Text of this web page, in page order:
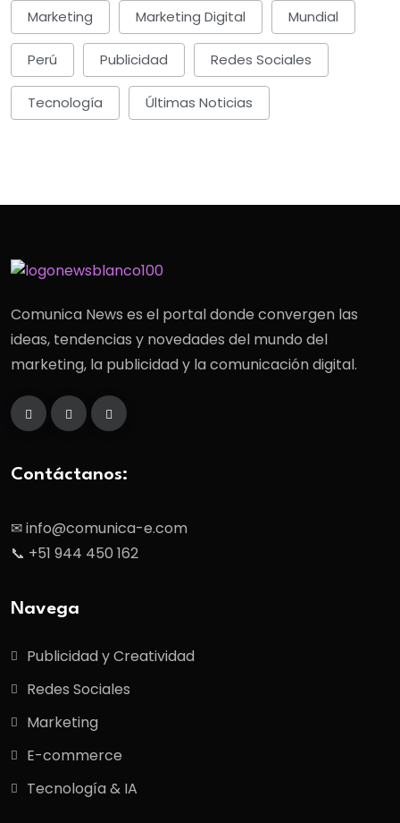
Marketing Marketing Digital Mundial
Perú Publicidad Redes Sociales
Tecnología Últimas Noticias
Comunica News es el portal donde convergen las
ideas, tendencias y novedades del mundo del
marketing, la publicidad y la comunicación digital.
Contáctanos:
✉ info@comunica-e.com
📞 +51 944 450 162
Navega
Publicidad y Creatividad
Redes Sociales
Marketing
E-commerce
Tecnología & IA